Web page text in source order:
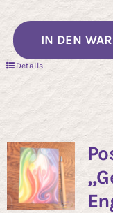
IN DEN
Details